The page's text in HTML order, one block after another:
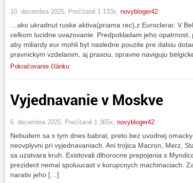
10. decembra 2025, Prečítané 1 133x, novybloger42
…ako ukradnut ruske aktiva(priama rec),z Euroclerar. V
celkom lucidne uvazovanie. Predpokladam jeho opatrnost,
aby miliardy eur mohli byt nasledne pouzite pre dalsiu
pravnickym vzdelanim, aj praxou, spravne naviguju
Pokračovanie článku
Vyjednavanie v Moskve
6. decembra 2025, Prečítané 1 365x, novybloger42
Nebudem sa s tym dnes babrat, preto bez uvodnej
neovplyvni pri vyjednavaniach. Ani trojica Macron, Merz,
sa uzatvara kruh. Existovali dlhorocne prepojenia s
prezident nemal spoluucast v korupcnych machinaciach.
narativ jeho […]